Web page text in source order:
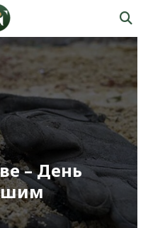
– День